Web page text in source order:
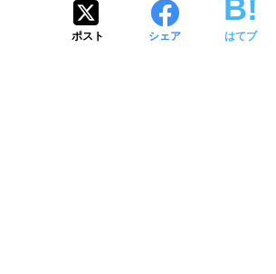
ポスト シェア はてブ